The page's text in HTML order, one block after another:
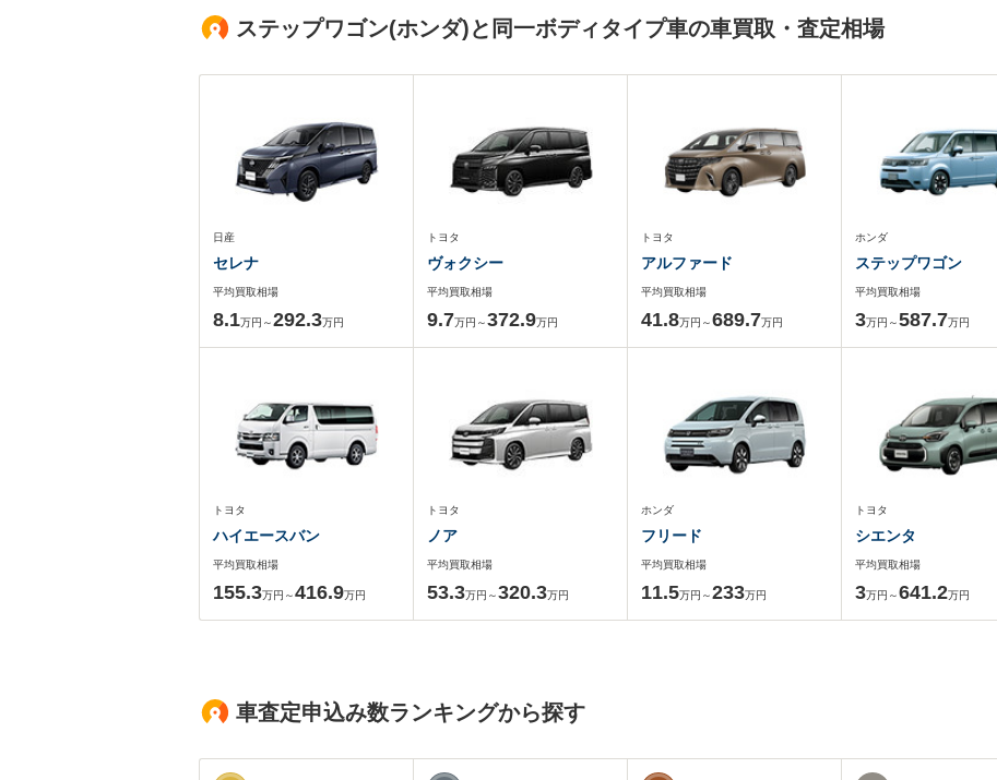
ステップワゴン(ホンダ)と同一ボディタイプ車の車買取・査定相場
日産
セレナ
平均買取相場
8.1万円～292.3万円
トヨタ
ヴォクシー
平均買取相場
9.7万円～372.9万円
トヨタ
アルファード
平均買取相場
41.8万円～689.7万円
ホンダ
ステップワゴン
平均買取相場
3万円～587.7万円
トヨタ
ハイエースバン
平均買取相場
155.3万円～416.9万円
トヨタ
ノア
平均買取相場
53.3万円～320.3万円
ホンダ
フリード
平均買取相場
11.5万円～233万円
トヨタ
シエンタ
平均買取相場
3万円～641.2万円
車査定申込み数ランキングから探す